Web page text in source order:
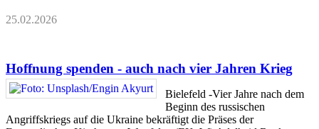
25.02.2026
Hoffnung spenden - auch nach vier Jahren Krieg
Bielefeld -Vier Jahre nach dem
Beginn des russischen
Angriffskriegs auf die Ukraine bekräftigt die Präses der